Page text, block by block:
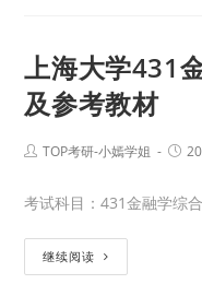
上海大学431
及参考教材
TOP考研-小嫣学姐
考试科目：431金融学综
继续阅读